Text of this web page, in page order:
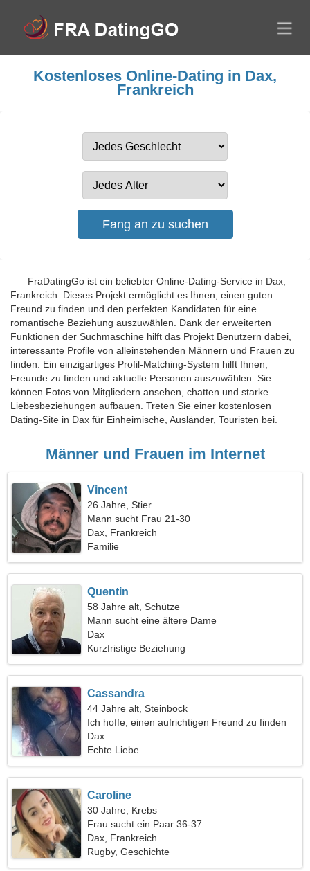
Kostenloses Online-Dating in Dax,
Frankreich
FraDatingGo ist ein beliebter Online-Dating-Service in Dax,
Frankreich. Dieses Projekt ermöglicht es Ihnen, einen guten
Freund zu finden und den perfekten Kandidaten für eine
romantische Beziehung auszuwählen. Dank der erweiterten
Funktionen der Suchmaschine hilft das Projekt Benutzern dabei,
interessante Profile von alleinstehenden Männern und Frauen zu
finden. Ein einzigartiges Profil-Matching-System hilft Ihnen,
Freunde zu finden und aktuelle Personen auszuwählen. Sie
können Fotos von Mitgliedern ansehen, chatten und starke
Liebesbeziehungen aufbauen. Treten Sie einer kostenlosen
Dating-Site in Dax für Einheimische, Ausländer, Touristen bei.
Männer und Frauen im Internet
Vincent
26 Jahre, Stier
Mann sucht Frau 21-30
Dax, Frankreich
Familie
Quentin
58 Jahre alt, Schütze
Mann sucht eine ältere Dame
Dax
Kurzfristige Beziehung
Cassandra
44 Jahre alt, Steinbock
Ich hoffe, einen aufrichtigen Freund zu finden
Dax
Echte Liebe
Caroline
30 Jahre, Krebs
Frau sucht ein Paar 36-37
Dax, Frankreich
Rugby, Geschichte